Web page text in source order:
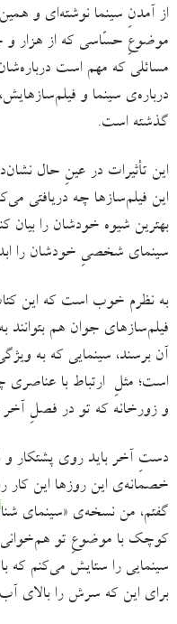
از آمدنِ سینما نوشته‌ای و
موضوعِ حسّاسی که از هزار و
مسائلی که مهم است
درباره‌ی سینما و
گذشته است.
این تأثیرات در عینِ حال
این فیلم‌سازها چه دریافتی
بهترین شیوه‌ خودشان را بیان
سینمای شخصیِ خودشان را
به نظرم خوب است که این
فیلم‌سازهای جوان هم
آن برسند، سینمایی که به
است؛ مثلِ ارتباط با عناصری
و زورخانه که تو در فصلِ آخر
دستِ آخر باید روی پشتکار و
خصمانه‌ی این روزها این کار
گفتم، من نسخه‌ی «سینمای شنا
کوچک با موضوعِ تو
سینمایی را ستایش می‌کنم که
برای این که سرش را بالای